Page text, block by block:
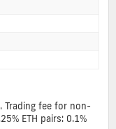
Trading fee for non-
ETH pairs: 0.1%